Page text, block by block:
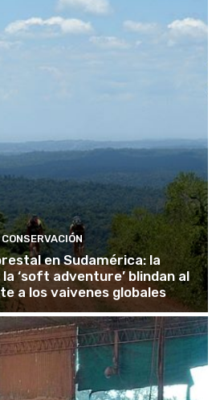
CONSERVACIÓN
en Sudamérica: la
‘soft adventure’ blindan al
a los vaivenes globales